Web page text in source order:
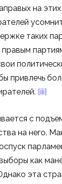
на
таких
правым
привлечь
[iii]
с
на него.
как
эта